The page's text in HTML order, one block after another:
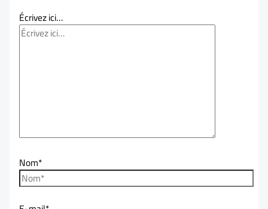
Écrivez ici…
Nom*